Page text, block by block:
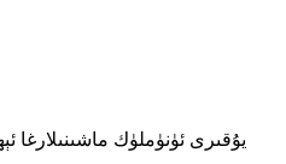
يۇقىرى ئۈنۈملۈك ماشىنىلارغا